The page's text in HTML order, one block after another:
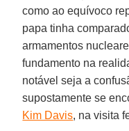
como ao equívoco
papa tinha
armamentos
fundamento na
notável seja a
supostamente se
Kim Davis, na visita